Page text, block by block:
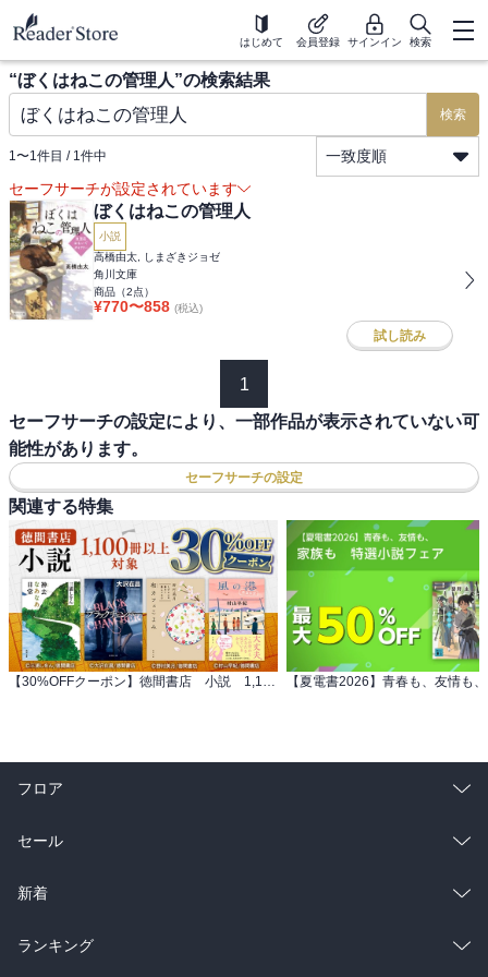
はじめて 会員登録 サインイン 検索
“ぼくはねこの管理人”の検索結果
検索
1〜1件目 / 1件中
一致度順
セーフサーチが設定されています
ぼくはねこの管理人
小説
高橋由太, しまざきジョゼ
角川文庫
商品（2点）
¥770〜858 (税込)
試し読み
1
セーフサーチの設定により、一部作品が表示されていない可
能性があります。
セーフサーチの設定
関連する特集
【30%OFFクーポン】徳間書店 小説 1,100冊以上対象
フロア
総合
ラノベ
雑誌・グラビア
セール
総合
ラノベ
新着
総合
ランキング